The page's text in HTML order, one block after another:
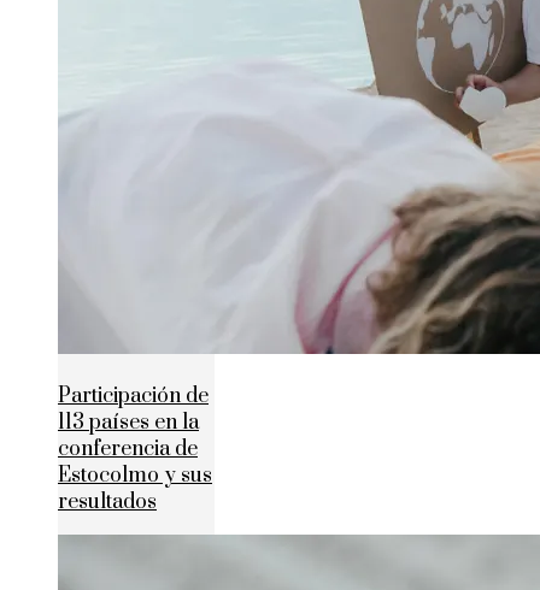
Participación de
113 países en la
conferencia de
Estocolmo y sus
resultados